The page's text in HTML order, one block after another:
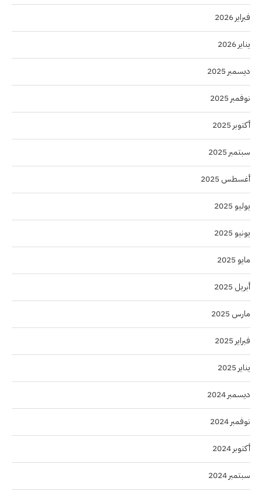
فبراير 2026
يناير 2026
ديسمبر 2025
نوفمبر 2025
أكتوبر 2025
سبتمبر 2025
أغسطس 2025
يوليو 2025
يونيو 2025
مايو 2025
أبريل 2025
مارس 2025
فبراير 2025
يناير 2025
ديسمبر 2024
نوفمبر 2024
أكتوبر 2024
سبتمبر 2024